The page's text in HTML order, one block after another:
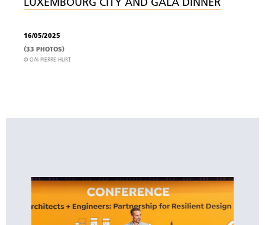
LUXEMBOURG CITY AND GALA DINNER
16/05/2025
(33 PHOTOS)
© OAI PIERRE HURT